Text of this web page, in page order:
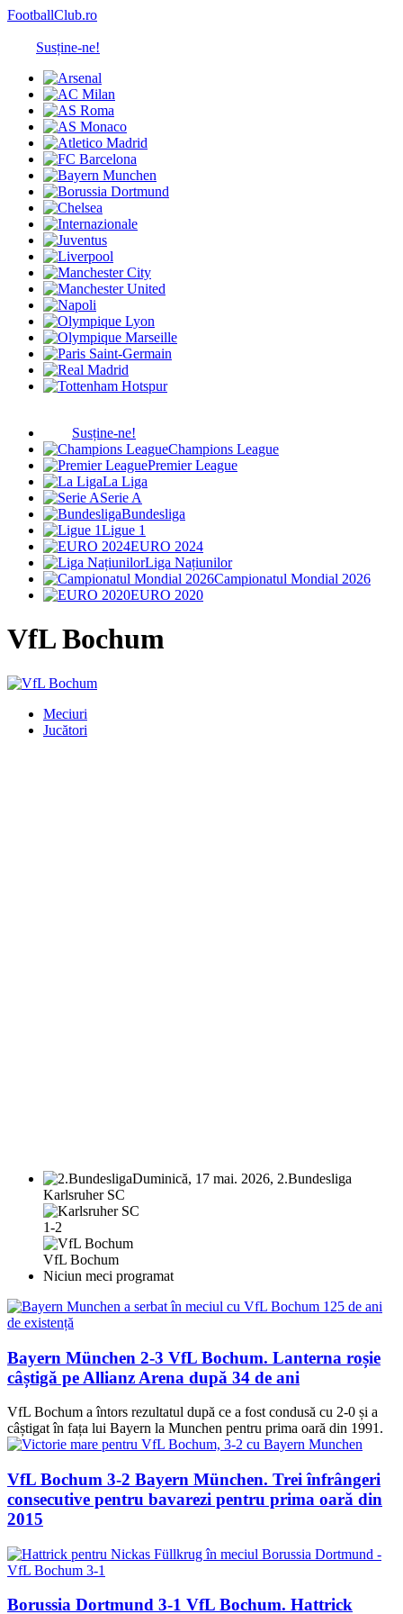
FootballClub.ro
Susține-ne!
Susține-ne!
Champions League
Premier League
La Liga
Serie A
Bundesliga
Ligue 1
EURO 2024
Liga Națiunilor
Campionatul Mondial 2026
EURO 2020
VfL Bochum
Meciuri
Jucători
Duminică, 17 mai. 2026, 2.Bundesliga
Karlsruher SC
1-2
VfL Bochum
Niciun meci programat
Bayern München 2-3 VfL Bochum. Lanterna roșie
câștigă pe Allianz Arena după 34 de ani
VfL Bochum a întors rezultatul după ce a fost condusă cu 2-0 și a
câștigat în fața lui Bayern la Munchen pentru prima oară din 1991.
VfL Bochum 3-2 Bayern München. Trei înfrângeri
consecutive pentru bavarezi pentru prima oară din
2015
Borussia Dortmund 3-1 VfL Bochum. Hattrick